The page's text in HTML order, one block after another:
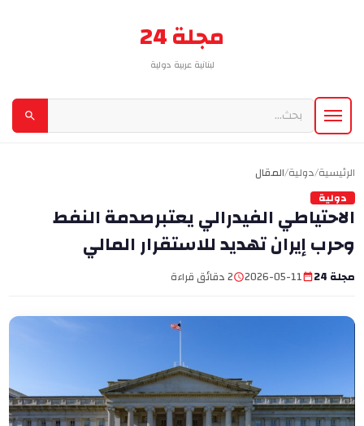
مجلة 24
لبنانية عربية دولية
الرئيسية/دولية/المقال
دولية
الاحتياطي الفيدرالي يعتبرصدمة النفط
وحرب إيران تهديد للاستقرار المالي
مجلة 24 2026-05-11 2 دقائق قراءة